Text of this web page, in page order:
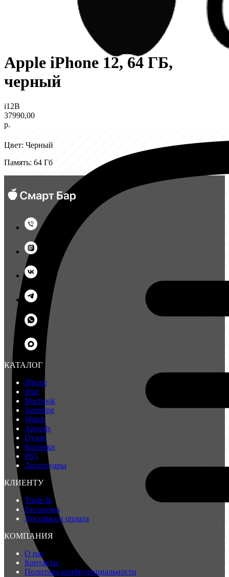
Apple iPhone 12, 64 ГБ,
черный
i12B
37990,00
р.
Цвет: Черный
Память: 64 Гб
КАТАЛОГ
iPhone
iPad
Macbook
Samsung
Watch
Airpods
Dyson
Колонки
PS5
Аксессуары
КЛИЕНТУ
Trade-In
Рассрочка
Доставка и оплата
КОМПАНИЯ
О нас
Контакты
Политика конфиденциальности